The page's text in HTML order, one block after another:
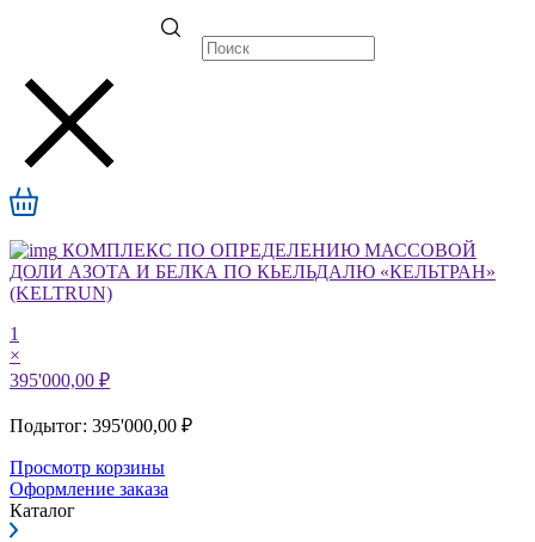
КОМПЛЕКС ПО ОПРЕДЕЛЕНИЮ МАССОВОЙ
ДОЛИ АЗОТА И БЕЛКА ПО КЬЕЛЬДАЛЮ «КЕЛЬТРАН»
(KELTRUN)
1
×
395'000,00 ₽
Подытог: 395'000,00 ₽
Просмотр корзины
Оформление заказа
Каталог